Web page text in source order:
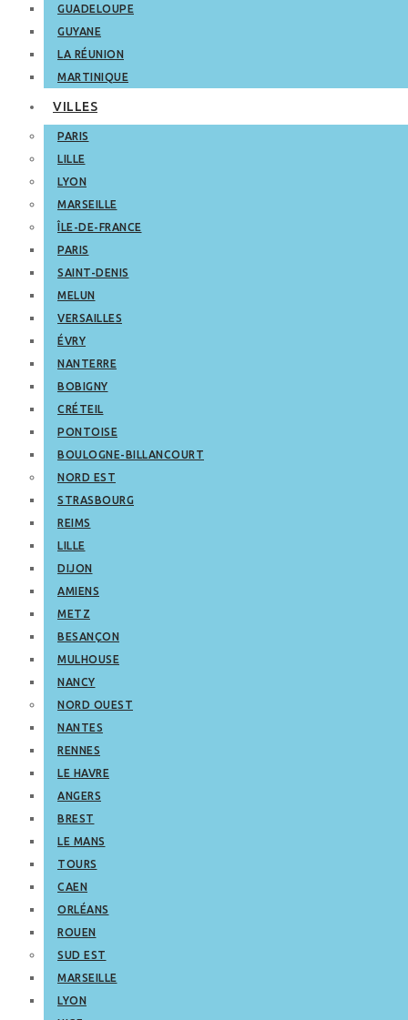
GUADELOUPE
GUYANE
LA RÉUNION
MARTINIQUE
VILLES
PARIS
LILLE
LYON
MARSEILLE
ÎLE-DE-FRANCE
PARIS
SAINT-DENIS
MELUN
VERSAILLES
ÉVRY
NANTERRE
BOBIGNY
CRÉTEIL
PONTOISE
BOULOGNE-BILLANCOURT
NORD EST
STRASBOURG
REIMS
LILLE
DIJON
AMIENS
METZ
BESANÇON
MULHOUSE
NANCY
NORD OUEST
NANTES
RENNES
LE HAVRE
ANGERS
BREST
LE MANS
TOURS
CAEN
ORLÉANS
ROUEN
SUD EST
MARSEILLE
LYON